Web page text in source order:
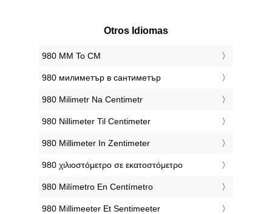
Otros Idiomas
‎980 MM To CM
‎980 милиметър в сантиметър
‎980 Milimetr Na Centimetr
‎980 Nillimeter Til Centimeter
‎980 Millimeter In Zentimeter
‎980 χιλιοστόμετρο σε εκατοστόμετρο
‎980 Milímetro En Centímetro
‎980 Millimeeter Et Sentimeeter